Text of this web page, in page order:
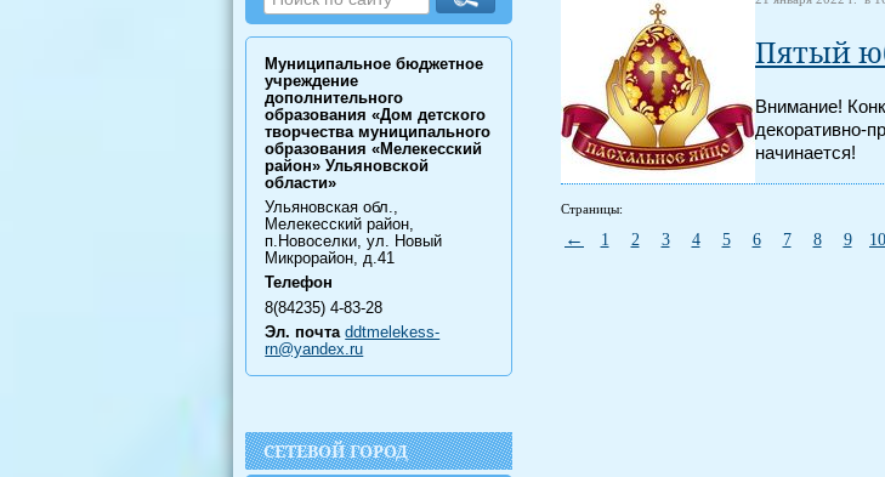
Муниципальное бюджетное
учреждение
дополнительного
образования «Дом детского
творчества муниципального
образования «Мелекесский
район» Ульяновской
области»
Ульяновская обл.,
Мелекесский район,
п.Новоселки, ул. Новый
Микрорайон, д.41
Телефон
8(84235) 4-83-28
Эл. почта ddtmelekess-
rn@yandex.ru
СЕТЕВОЙ ГОРОД
Пятый
Внимание!
декоративно-
начинается!
Страницы:
← 1 2 3 4 5 6 7 8 9 10